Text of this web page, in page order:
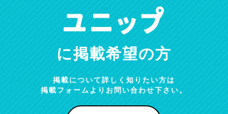
に掲載希望の方
掲載について詳しく知りたい方は
掲載フォームよりお問い合わせ下さい。